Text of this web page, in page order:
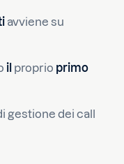
avviene su
il proprio primo
gestione dei call